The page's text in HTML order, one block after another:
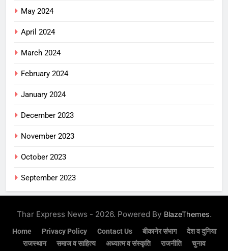
May 2024
April 2024
March 2024
February 2024
January 2024
December 2023
November 2023
October 2023
September 2023
Thar Express News - 2026. Powered By BlazeThemes.
Home Privacy Policy Contact Us बीकानेर संभाग
देश व दुनिया
राजस्थान
समाज व साहित्य अध्यात्म व संस्कृति राजनीति चुनाव